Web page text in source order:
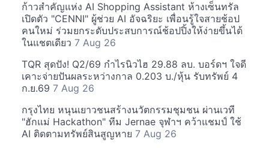
ก้าวสำคัญแห่ง AI Shopping Assistant ห้างเซ็นทรัล
เปิดตัว "CENNI" ผู้ช่วย AI อัจฉริยะ เพื่อนรู้ใจสายช้อป
คนใหม่ ร่วมยกระดับประสบการณ์ช้อปปิ้งให้ง่ายขึ้นได้
ในแชตเดียว 7 Aug 26
TQR สุดปัง! Q2/69 กำไรนิวไฮ 29.88 ลบ. บอร์ดฯ ใจดี
เคาะจ่ายปันผลระหว่างกาล 0.203 บ./หุ้น รับทรัพย์ 4
ก.ย.69 7 Aug 26
กรุงไทย หนุนเยาวชนสร้างนวัตกรรมชุมชน ผ่านเวที
"ฮักแม่ Hackathon" ทีม Jernae จุฬาฯ คว้าแชมป์ ใช้
AI ติดตามทรัพย์สินสูญหาย 7 Aug 26